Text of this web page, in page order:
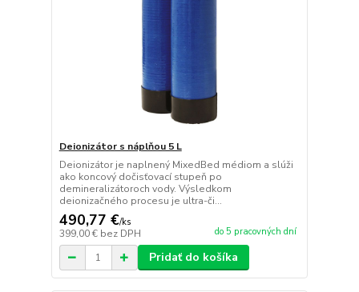
Deionizátor s náplňou 5 L
Deionizátor je naplnený MixedBed médiom a slúži
ako koncový dočisťovací stupeň po
demineralizátoroch vody. Výsledkom
deionizačného procesu je ultra-či...
490,77 €/ks
399,00 € bez DPH do 5 pracovných dní
Pridať do košíka